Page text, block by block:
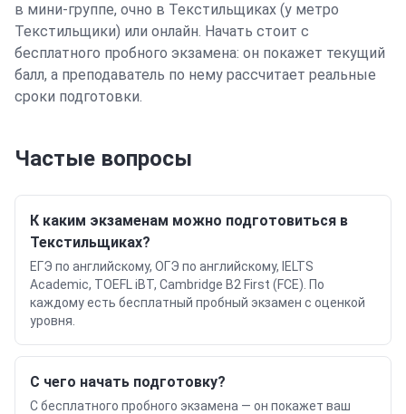
в мини-группе, очно в Текстильщиках (у метро
Текстильщики) или онлайн. Начать стоит с
бесплатного пробного экзамена: он покажет текущий
балл, а преподаватель по нему рассчитает реальные
сроки подготовки.
Частые вопросы
К каким экзаменам можно подготовиться в
Текстильщиках?
ЕГЭ по английскому, ОГЭ по английскому, IELTS
Academic, TOEFL iBT, Cambridge B2 First (FCE). По
каждому есть бесплатный пробный экзамен с оценкой
уровня.
С чего начать подготовку?
С бесплатного пробного экзамена — он покажет ваш